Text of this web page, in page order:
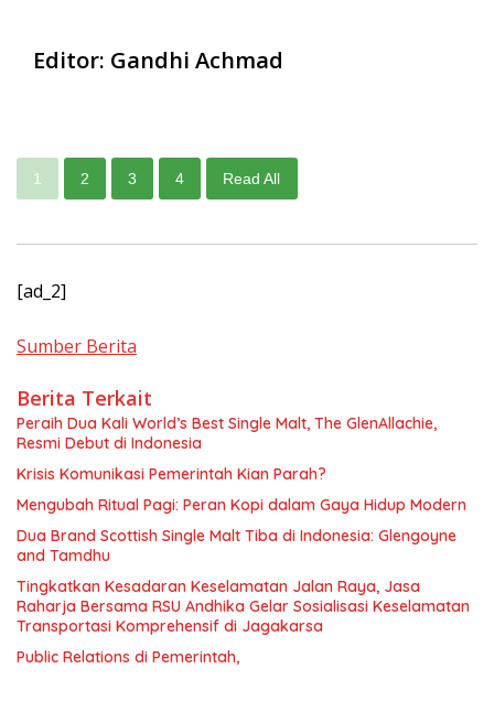
Editor: Gandhi Achmad
1 2 3 4 Read All
[ad_2]
Sumber Berita
Berita Terkait
Peraih Dua Kali World’s Best Single Malt, The GlenAllachie,
Resmi Debut di Indonesia
Krisis Komunikasi Pemerintah Kian Parah?
Mengubah Ritual Pagi: Peran Kopi dalam Gaya Hidup Modern
Dua Brand Scottish Single Malt Tiba di Indonesia: Glengoyne
and Tamdhu
Tingkatkan Kesadaran Keselamatan Jalan Raya, Jasa
Raharja Bersama RSU Andhika Gelar Sosialisasi Keselamatan
Transportasi Komprehensif di Jagakarsa
Public Relations di Pemerintah,